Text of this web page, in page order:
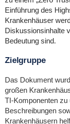
Einführung des
Krankenhäuser
Diskussionsinhalte
Bedeutung sind.
Zielgruppe
Das Dokument
großen
TI-Komponenten
Beschreibungen
Krankenhäusern